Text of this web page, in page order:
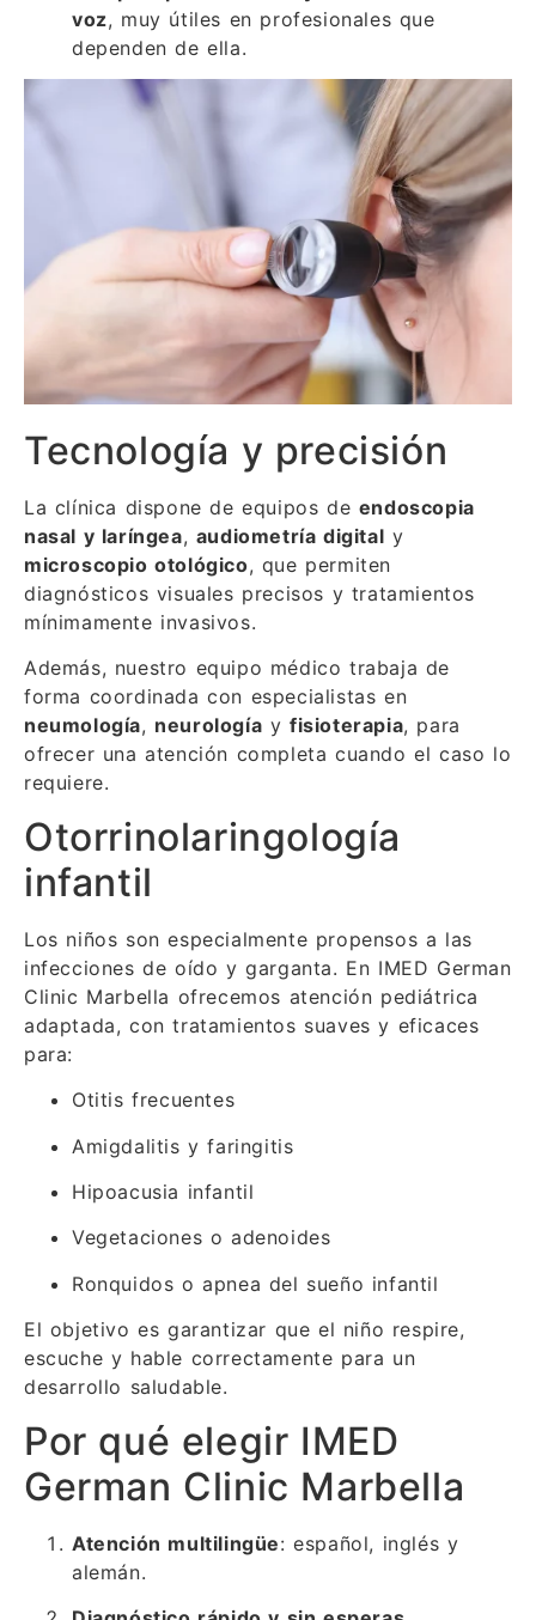
voz, muy útiles en profesionales que
dependen de ella.
Tecnología y precisión
La clínica dispone de equipos de endoscopia
nasal y laríngea, audiometría digital y
microscopio otológico, que permiten
diagnósticos visuales precisos y tratamientos
mínimamente invasivos.
Además, nuestro equipo médico trabaja de
forma coordinada con especialistas en
neumología, neurología yfisioterapia, para
ofrecer una atención completa cuando el caso lo
requiere.
Otorrinolaringología
infantil
Los niños son especialmente propensos a las
infecciones de oído y garganta. En IMED German
Clinic Marbella ofrecemos atención pediátrica
adaptada, con tratamientos suaves y eficaces
para:
Otitis frecuentes
Amigdalitis y faringitis
Hipoacusia infantil
Vegetaciones o adenoides
Ronquidos o apnea del sueño infantil
El objetivo es garantizar que el niño respire,
escuche y hable correctamente para un
desarrollo saludable.
Por qué elegir IMED
German Clinic Marbella
Atención multilingüe: español, inglés y
alemán.